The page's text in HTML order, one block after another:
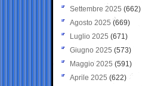
Settembre 2025 (662)
Agosto 2025 (669)
Luglio 2025 (671)
Giugno 2025 (573)
Maggio 2025 (591)
Aprile 2025 (622)